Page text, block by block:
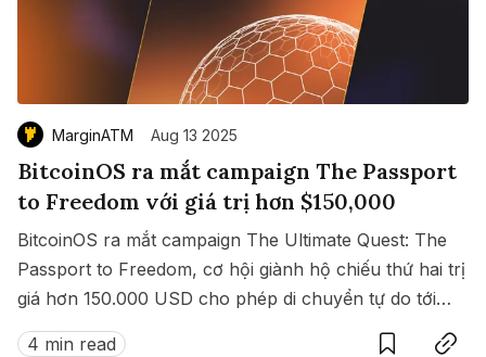
MarginATM Aug 13 2025
BitcoinOS ra mắt campaign The Passport
to Freedom với giá trị hơn $150,000
BitcoinOS ra mắt campaign The Ultimate Quest: The
Passport to Freedom, cơ hội giành hộ chiếu thứ hai trị
giá hơn 150.000 USD cho phép di chuyển tự do tới
hàng loạt quốc gia không cần visa.
4 min read
SaveCopy link